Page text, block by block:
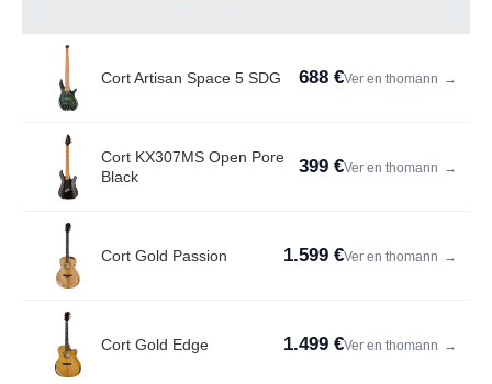
Cort Artisan Space 5 SDG 688 €Ver en thomann →
Cort KX307MS Open Pore
Black
399 €Ver en thomann →
Cort Gold Passion 1.599 €Ver en thomann →
Cort Gold Edge 1.499 €Ver en thomann →